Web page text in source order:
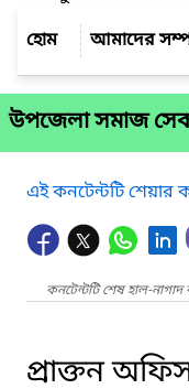
আমাদের
উপজেলা সমাজ
এই কনটেন্টটি শেয়ার
কনটেন্টটি শেষ হাল-
প্রাক্তন